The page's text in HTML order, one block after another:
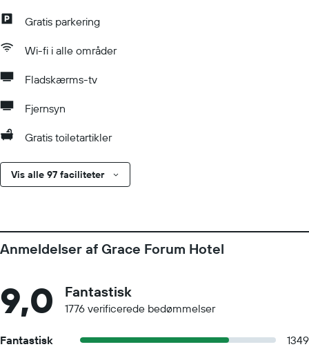
Gratis parkering
Wi-fi i alle områder
Fladskærms-tv
Fjernsyn
Gratis toiletartikler
Vis alle 97 faciliteter
Anmeldelser af Grace Forum Hotel
9,0 Fantastisk
1776 verificerede bedømmelser
Fantastisk
1349